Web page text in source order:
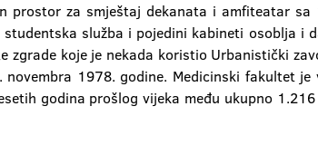
prostor za smještaj dekanata i amfiteatar
služba i pojedini kabineti osoblja i
koje je nekada koristio Urbanistički
1978. godine. Medicinski fakultet
godina prošlog vijeka među ukupno